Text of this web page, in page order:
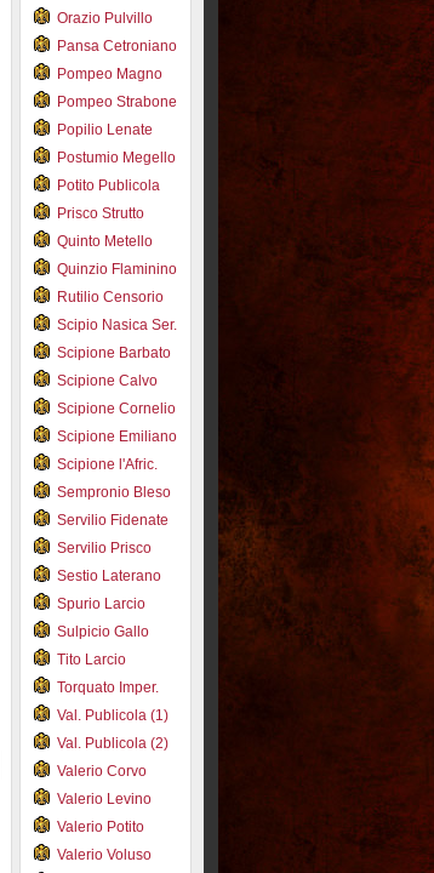
Orazio Pulvillo
Pansa Cetroniano
Pompeo Magno
Pompeo Strabone
Popilio Lenate
Postumio Megello
Potito Publicola
Prisco Strutto
Quinto Metello
Quinzio Flaminino
Rutilio Censorio
Scipio Nasica Ser.
Scipione Barbato
Scipione Calvo
Scipione Cornelio
Scipione Emiliano
Scipione l'Afric.
Sempronio Bleso
Servilio Fidenate
Servilio Prisco
Sestio Laterano
Spurio Larcio
Sulpicio Gallo
Tito Larcio
Torquato Imper.
Val. Publicola (1)
Val. Publicola (2)
Valerio Corvo
Valerio Levino
Valerio Potito
Valerio Voluso